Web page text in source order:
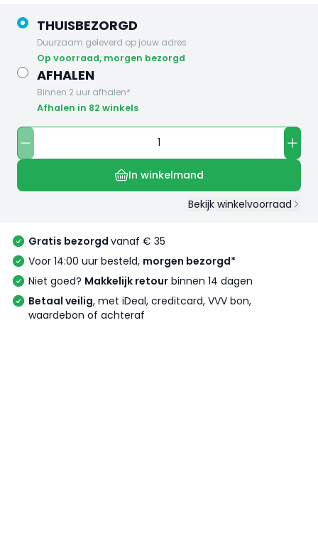
THUISBEZORGD
Duurzaam geleverd op jouw adres
op voorraad, morgen bezorgd
AFHALEN
Binnen 2 uur afhalen*
Afhalen in 82 winkels
In winkelmand
Bekijk winkelvoorraad
Gratis bezorgd vanaf € 35
Voor 14:00 uur besteld, morgen bezorgd*
Niet goed? Makkelijk retour binnen 14 dagen
Betaal veilig, met iDeal, creditcard, VVV bon,
waardebon of achteraf